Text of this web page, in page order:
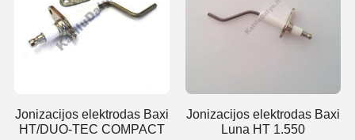
Jonizacijos elektrodas Baxi
HT/DUO-TEC COMPACT
Jonizacijos elektrodas Baxi
Luna HT 1.550